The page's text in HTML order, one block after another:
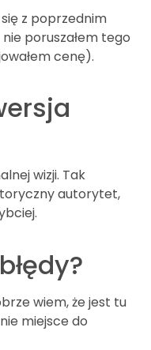
z poprzednim
poruszałem tego
cenę).
wizji. Tak
autorytet,
wiem, że jest tu
miejsce do